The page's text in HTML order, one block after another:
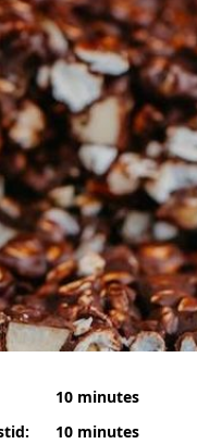
10 minutes
10 minutes